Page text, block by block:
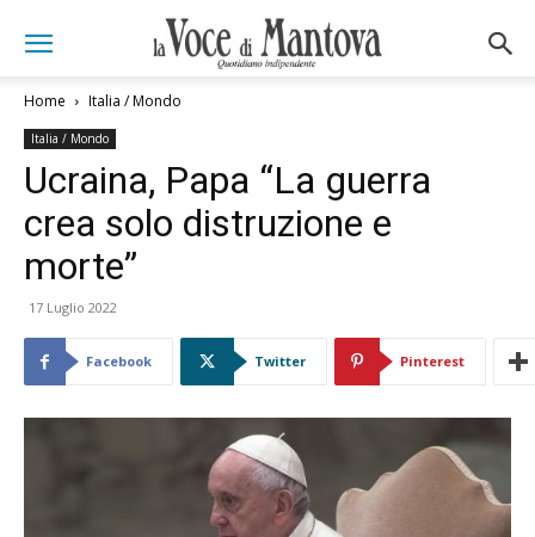
Home Italia / Mondo
Italia / Mondo
Ucraina, Papa “La guerra
crea solo distruzione e
morte”
17 Luglio 2022
Facebook Twitter Pinterest